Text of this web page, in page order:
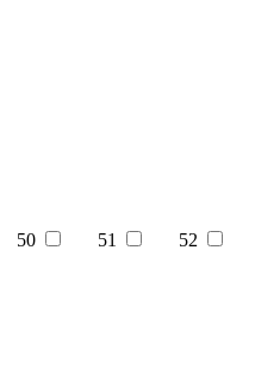
50 51
52